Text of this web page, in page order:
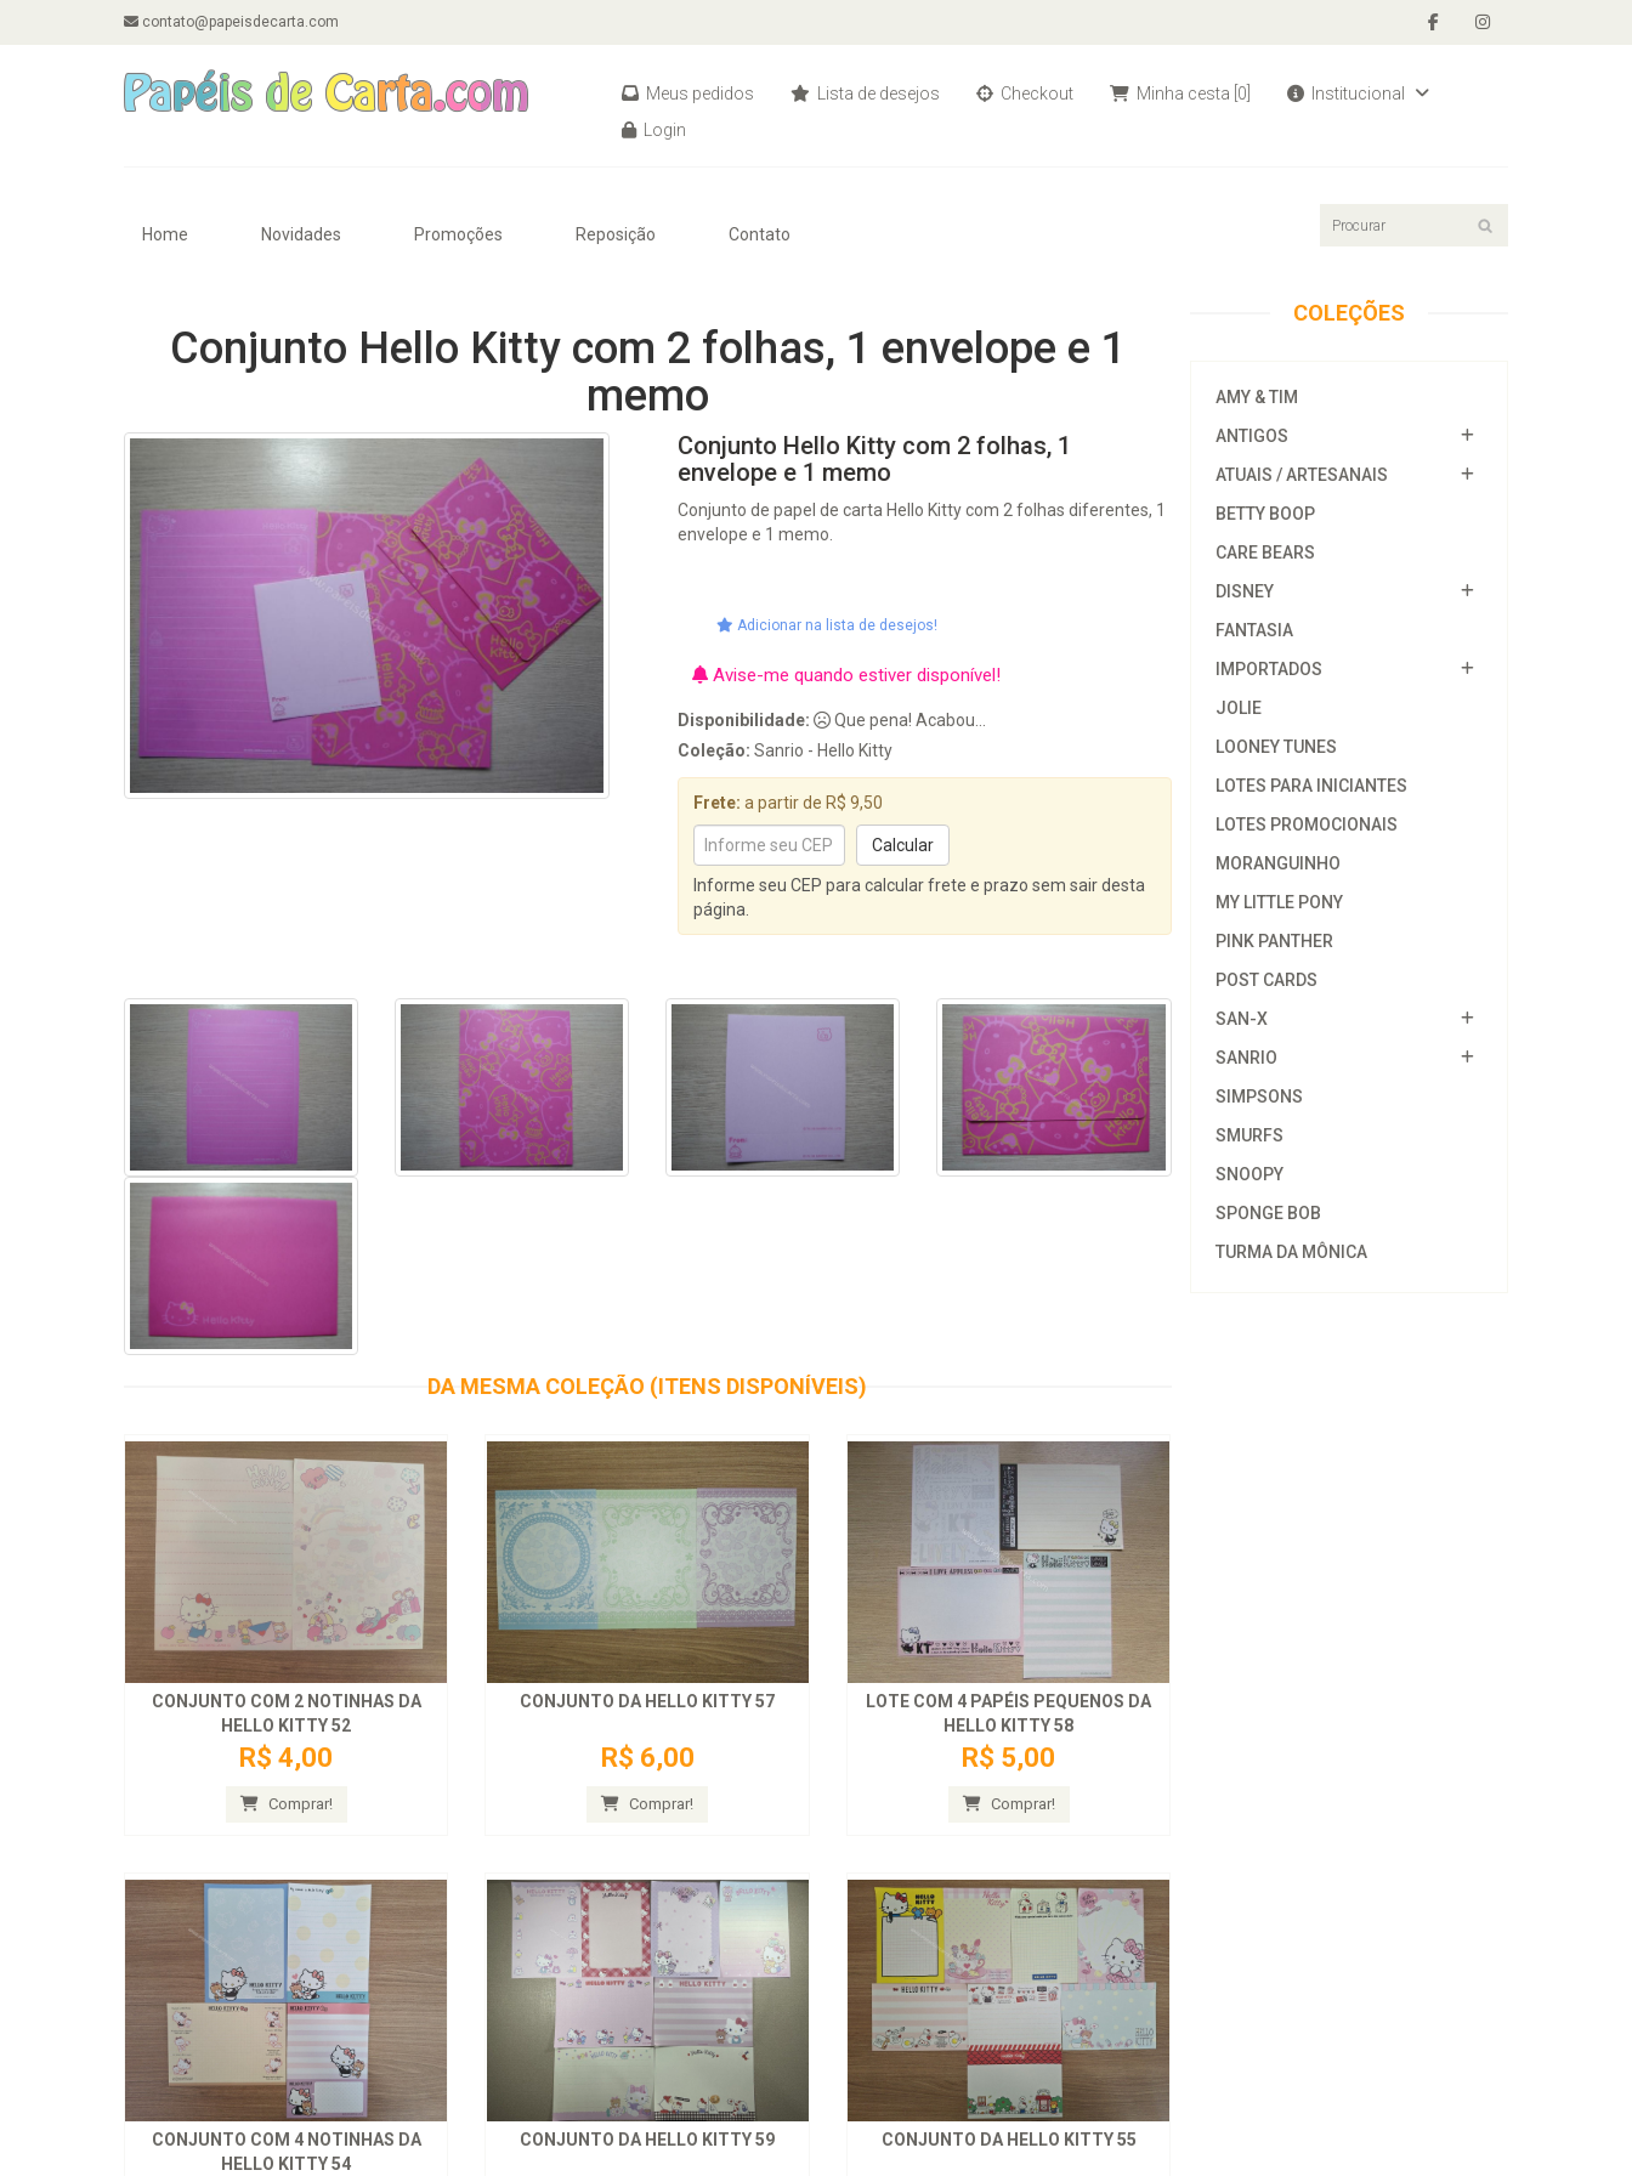
contato@papeisdecarta.com
Meus pedidos Lista de desejos Checkout Minha cesta [0]
Institucional
Login
Home Novidades Promoções Reposição Contato
Conjunto Hello Kitty com 2 folhas, 1 envelope e 1
memo
Conjunto Hello Kitty com 2 folhas, 1
envelope e 1 memo
Conjunto de papel de carta Hello Kitty com 2 folhas diferentes, 1
envelope e 1 memo.
Adicionar na lista de desejos!
Avise-me quando estiver disponível!
Disponibilidade:
Que pena! Acabou...
Coleção: Sanrio - Hello Kitty
Frete: a partir de R$ 9,50
Informe seu CEP para calcular frete e prazo sem sair desta
página.
DA MESMA COLEÇÃO (ITENS DISPONÍVEIS)
CONJUNTO COM 2 NOTINHAS DA
HELLO KITTY 52
R$ 4,00
Comprar!
CONJUNTO DA HELLO KITTY 57
R$ 6,00
Comprar!
LOTE COM 4 PAPÉIS PEQUENOS DA
HELLO KITTY 58
R$ 5,00
Comprar!
CONJUNTO COM 4 NOTINHAS DA
HELLO KITTY 54
CONJUNTO DA HELLO KITTY 59 CONJUNTO DA HELLO KITTY 55
COLEÇÕES
AMY & TIM
ANTIGOS
ATUAIS / ARTESANAIS
BETTY BOOP
CARE BEARS
DISNEY
FANTASIA
IMPORTADOS
JOLIE
LOONEY TUNES
LOTES PARA INICIANTES
LOTES PROMOCIONAIS
MORANGUINHO
MY LITTLE PONY
PINK PANTHER
POST CARDS
SAN-X
SANRIO
SIMPSONS
SMURFS
SNOOPY
SPONGE BOB
TURMA DA MÔNICA